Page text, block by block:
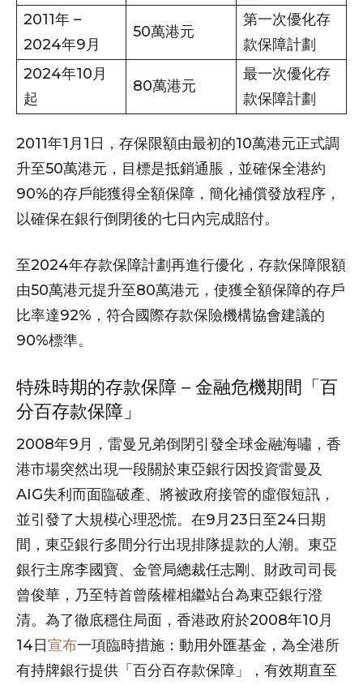
2011年 –
2024年9月
50萬港元
第一次優化存
款保障計劃
2024年10月
起
80萬港元
最一次優化存
款保障計劃
2011年1月1日，存保限額由最初的10萬港元正式調
升至50萬港元，目標是抵銷通脹，並確保全港約
90%的存戶能獲得全額保障，簡化補償發放程序，
以確保在銀行倒閉後的七日內完成賠付。
至2024年存款保障計劃再進行優化，存款保障限額
由50萬港元提升至80萬港元，使獲全額保障的存戶
比率達92%，符合國際存款保險機構協會建議的
90%標準。
特殊時期的存款保障 – 金融危機期間「百
分百存款保障」
2008年9月，雷曼兄弟倒閉引發全球金融海嘯，香
港市場突然出現一段關於東亞銀行因投資雷曼及
AIG失利而面臨破產、將被政府接管的虛假短訊，
並引發了大規模心理恐慌。在9月23日至24日期
間，東亞銀行多間分行出現排隊提款的人潮。東亞
銀行主席李國寶、金管局總裁任志剛、財政司司長
曾俊華，乃至特首曾蔭權相繼站台為東亞銀行澄
清。為了徹底穩住局面，香港政府於2008年10月
14日宣布一項臨時措施：動用外匯基金，為全港所
有持牌銀行提供「百分百存款保障」，有效期直至